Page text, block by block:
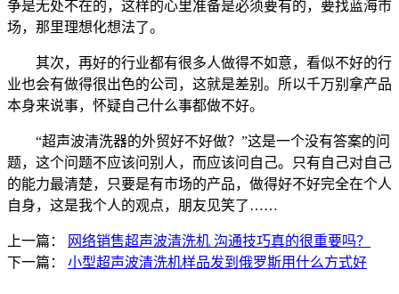
争是无处不在的，这样的心里准备是必须要有的，要找蓝海市
场，那里理想化想法了。
其次，再好的行业都有很多人做得不如意，看似不好的行
业也会有做得很出色的公司，这就是差别。所以千万别拿产品
本身来说事，怀疑自己什么事都做不好。
“超声波清洗器的外贸好不好做？”这是一个没有答案的问
题，这个问题不应该问别人，而应该问自己。只有自己对自己
的能力最清楚，只要是有市场的产品，做得好不好完全在个人
自身，这是我个人的观点，朋友见笑了……
上一篇：
网络销售超声波清洗机 沟通技巧真的很重要吗？
下一篇： 小型超声波清洗机样品发到俄罗斯用什么方式好